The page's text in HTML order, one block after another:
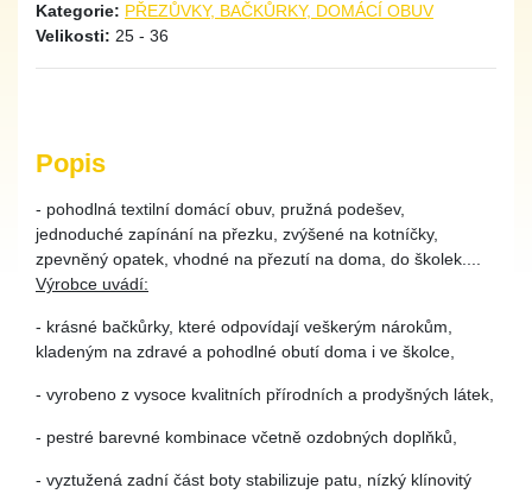
Kategorie: PŘEZŮVKY, BAČKŮRKY, DOMÁCÍ OBUV
Velikosti: 25 - 36
Popis
- pohodlná textilní domácí obuv, pružná podešev,
jednoduché zapínání na přezku, zvýšené na kotníčky,
zpevněný opatek, vhodné na přezutí na doma, do školek....
Výrobce uvádí:
- krásné bačkůrky, které odpovídají veškerým nárokům,
kladeným na zdravé a pohodlné obutí doma i ve školce,
- vyrobeno z vysoce kvalitních přírodních a prodyšných látek,
- pestré barevné kombinace včetně ozdobných doplňků,
- vyztužená zadní část boty stabilizuje patu, nízký klínovitý